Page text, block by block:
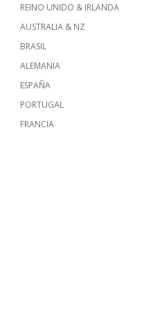
REINO UNIDO & IRLANDA
AUSTRALIA & NZ
BRASIL
ALEMANIA
ESPAÑA
PORTUGAL
FRANCIA